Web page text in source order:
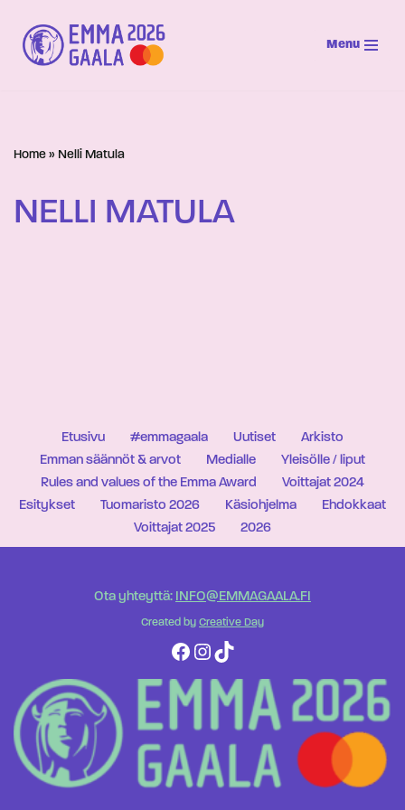
Siirry
suoraan
Menu
Home » Nelli Matula
NELLI MATULA
Etusivu #emmagaala Uutiset
Arkisto
Emman säännöt & arvot
Medialle
Yleisölle / liput
Rules and values of the Emma Award
Voittajat 2024
Esitykset
Tuomaristo 2026 Käsiohjelma
Ehdokkaat
Voittajat 2025
2026
Ota yhteyttä: INFO@EMMAGAALA.FI
Created by Creative Day